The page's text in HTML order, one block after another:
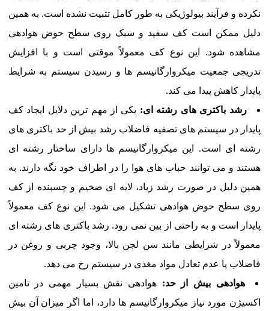
نکرده و فرآیند بیولوژیکی به طور کامل تثبیت نشده است. به همین
دلیل ممکن است کف سفید و سبک روی سطح حوض هوادهی
مشاهده شود. این نوع کف معمولاً موقتی است و با افزایش
تدریجی جمعیت میکروارگانیسم ها و رسیدن سیستم به شرایط
پایدار کاهش پیدا می کند.
رشد باکتری های رشته ای: یکی از مهم ترین دلایل ایجاد کف
پایدار در سیستم های تصفیه فاضلاب رشد بیش از حد باکتری های
رشته ای است. این میکروارگانیسم ها دارای ساختار رشته ای
هستند و می توانند حباب های هوا را در اطراف خود نگه دارند. به
همین دلیل در صورت رشد زیاد، لایه ای ضخیم و چسبنده از کف
روی سطح حوض هوادهی تشکیل می شود. این نوع کف معمولاً
پایدار است و به راحتی از بین نمی رود. رشد باکتری های رشته ای
معمولاً در شرایطی مانند سن لجن بالا، وجود چربی و روغن در
فاضلاب یا عدم تعادل مواد مغذی در سیستم رخ می دهد.
هوادهی بیش از حد: هوادهی نقش بسیار مهمی در تامین
اکسیژن مورد نیاز میکروارگانیسم ها دارد، اما اگر میزان آن بیش